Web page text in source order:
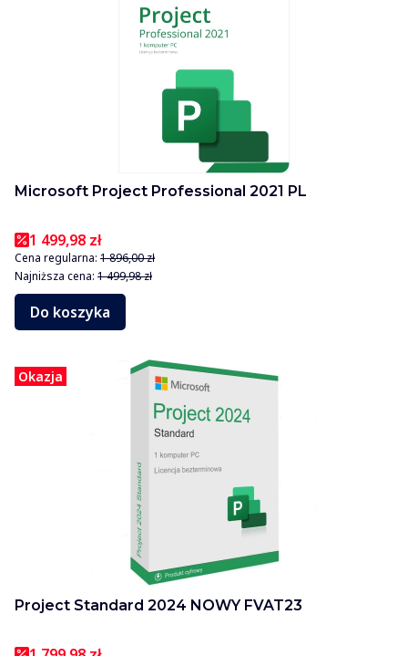
Microsoft Project Professional 2021 PL
1 499,98 zł
Cena regularna: 1 896,00 zł
Najniższa cena: 1 499,98 zł
Do koszyka
Okazja
Project Standard 2024 NOWY FVAT23